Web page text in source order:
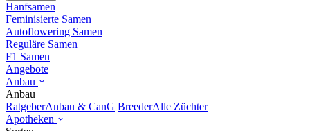
Hanfsamen
Feminisierte Samen
Autoflowering Samen
Reguläre Samen
F1 Samen
Angebote
Anbau
Anbau
RatgeberAnbau & CanG BreederAlle Züchter
Apotheken